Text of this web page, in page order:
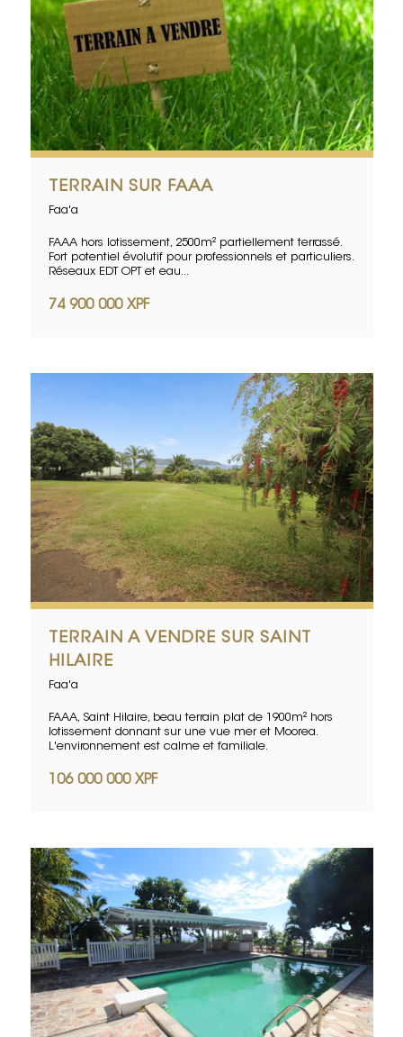
TERRAIN SUR FAAA
Faa'a
FAAA hors lotissement, 2500m² partiellement terrassé.
Fort potentiel évolutif pour professionnels et particuliers.
Réseaux EDT OPT et eau...
74 900 000 XPF
TERRAIN A VENDRE SUR SAINT
HILAIRE
Faa'a
FAAA, Saint Hilaire, beau terrain plat de 1900m² hors
lotissement donnant sur une vue mer et Moorea.
L'environnement est calme et familiale.
106 000 000 XPF